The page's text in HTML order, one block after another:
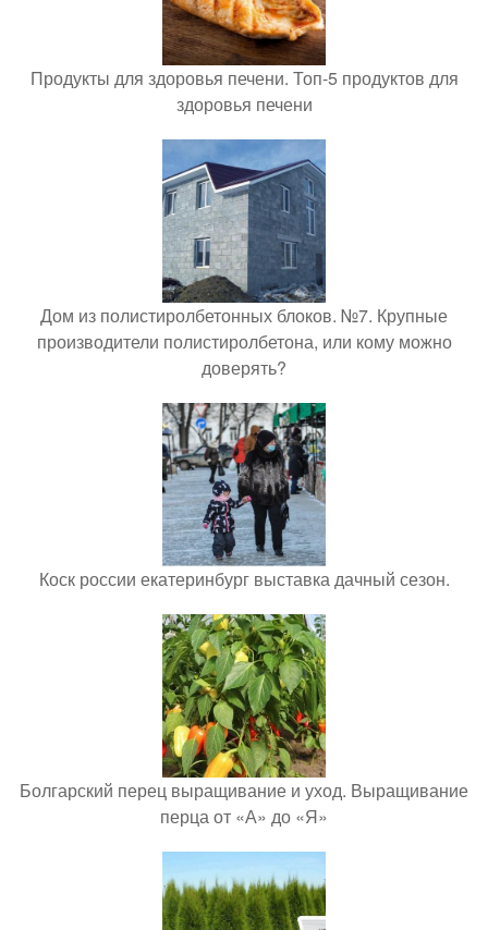
Продукты для здоровья печени. Топ-5 продуктов для
здоровья печени
Дом из полистиролбетонных блоков. №7. Крупные
производители полистиролбетона, или кому можно
доверять?
Коск россии екатеринбург выставка дачный сезон.
Болгарский перец выращивание и уход. Выращивание
перца от «А» до «Я»